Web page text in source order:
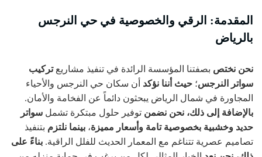
المقدمة: الرقي والخصوصية في حي النرجس
بالرياض
نحن نختص بصفتنا المؤسسة الرائدة في تنفيذ مشاريعتركيب
سواتر النرجس؛ حيث أننا نؤكد أن سكان حي النرجس والأحياء
المجاورة في شمال الرياض يبحثون دائماً عن الفخامة والأمان.
بالإضافة إلى ذلك، نحن نضمن توفير حلول مبتكرة تشمل سواتر
حديد وخشبية بخصوصية تامة وأسعار مميزة، بينما نلتزم بتنفيذ
تصاميم عصرية تتناغم مع المعمار الحديث للفلل الراقية. بناءً على